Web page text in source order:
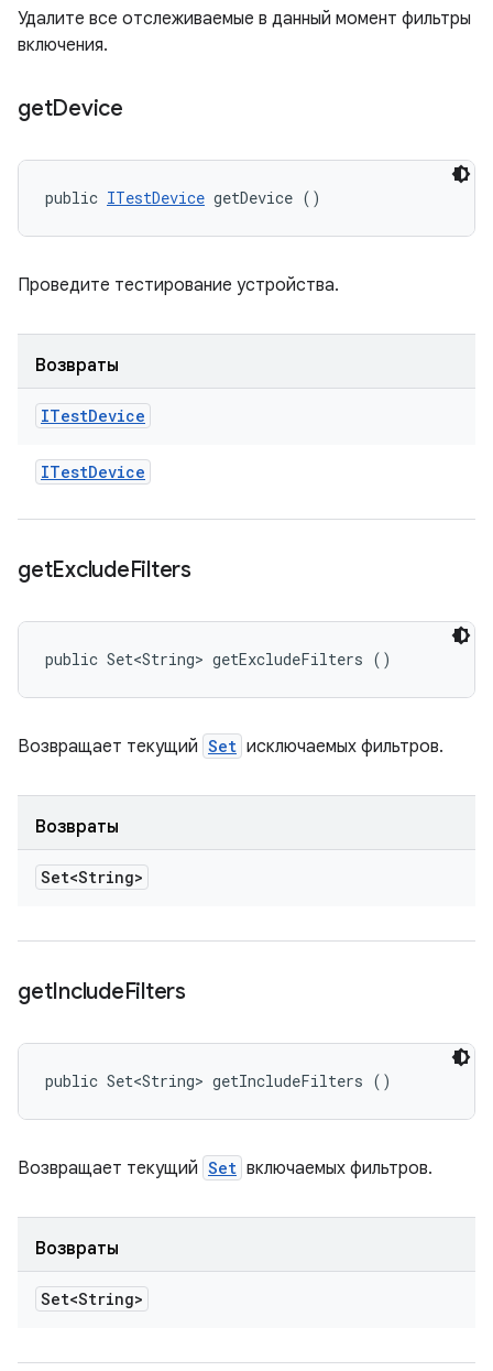
Удалите все отслеживаемые в данный момент фильтры
включения.
getDevice
public ITestDevice getDevice ()
Проведите тестирование устройства.
Возвраты
ITestDevice
ITestDevice
getExcludeFilters
public Set<String> getExcludeFilters ()
Возвращает текущий Set исключаемых фильтров.
Возвраты
Set<String>
getIncludeFilters
public Set<String> getIncludeFilters ()
Возвращает текущий Set включаемых фильтров.
Возвраты
Set<String>